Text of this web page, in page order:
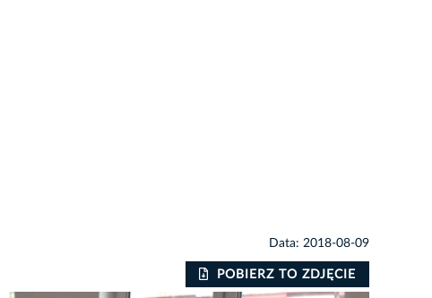
Data: 2018-08-09
POBIERZ TO ZDJĘCIE